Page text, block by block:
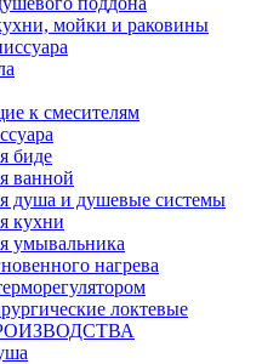
мойки и раковины
к смесителям
биде
ванной
душа и душевые системы
кухни
умывальника
нагрева
локтевые